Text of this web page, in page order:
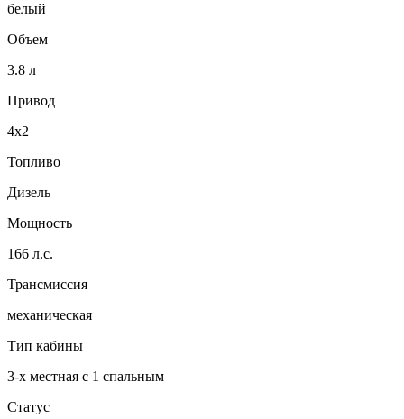
белый
Объем
3.8 л
Привод
4x2
Топливо
Дизель
Мощность
166 л.с.
Трансмиссия
механическая
Тип кабины
3-х местная с 1 спальным
Статус